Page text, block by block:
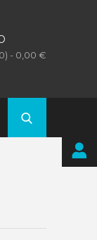
- 0,00 €